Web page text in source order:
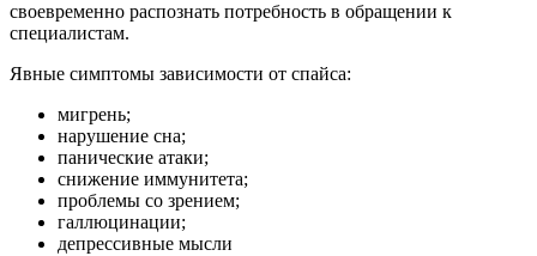
своевременно распознать потребность в обращении к
специалистам.
Явные симптомы зависимости от спайса:
мигрень;
нарушение сна;
панические атаки;
снижение иммунитета;
проблемы со зрением;
галлюцинации;
депрессивные мысли